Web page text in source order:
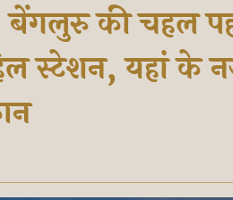
की चहल
स्टेशन, यहां के